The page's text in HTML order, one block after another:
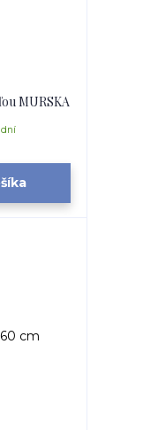
MURSKA
dní